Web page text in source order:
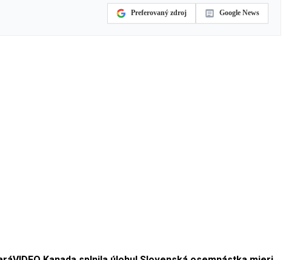
Preferovaný zdroj Google News